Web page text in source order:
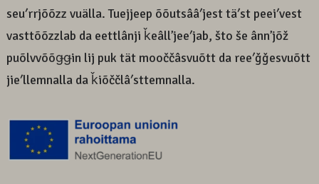
seuʹrrjõõzz vuälla. Tuejjeep õõutsââʹjest täʹst peeiʹvest
vasttõõzzlab da eettlânji ǩeâllʼjeeʹjab, što še ânnʼjõž
puõlvvõõǥǥin lij puk tät mooččâsvuõtt da reeʹǧǧesvuõtt
jieʹllemnalla da ǩiõččlâʹsttemnalla.